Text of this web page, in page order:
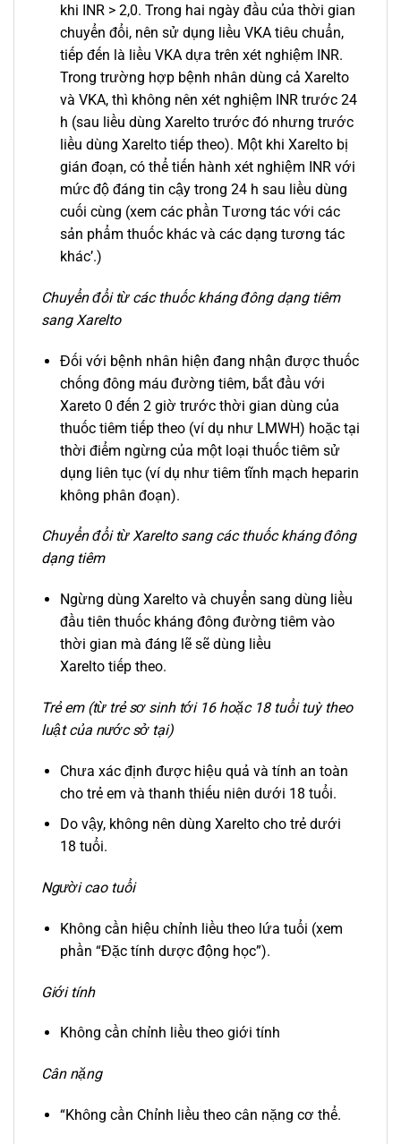
khi INR > 2,0. Trong hai ngày đầu của thời gian
chuyển đổi, nên sử dụng liều VKA tiêu chuẩn,
tiếp đến là liều VKA dựa trên xét nghiệm INR.
Trong trường hợp bệnh nhân dùng cả Xarelto
và VKA, thì không nên xét nghiệm INR trước 24
h (sau liều dùng Xarelto trước đó nhưng trước
liều dùng Xarelto tiếp theo). Một khi Xarelto bị
gián đoạn, có thể tiến hành xét nghiệm INR với
mức độ đáng tin cậy trong 24 h sau liều dùng
cuối cùng (xem các phần Tương tác với các
sản phẩm thuốc khác và các dạng tương tác
khác’.)
Chuyển đổi từ các thuốc kháng đông dạng tiêm
sang Xarelto
Đối với bệnh nhân hiện đang nhận được thuốc
chống đông máu đường tiêm, bắt đầu với
Xareto 0 đến 2 giờ trước thời gian dùng của
thuốc tiêm tiếp theo (ví dụ như LMWH) hoặc tại
thời điểm ngừng của một loại thuốc tiêm sử
dụng liên tục (ví dụ như tiêm tĩnh mạch heparin
không phân đoạn).
Chuyển đổi từ Xarelto sang các thuốc kháng đông
dạng tiêm
Ngừng dùng Xarelto và chuyển sang dùng liều
đầu tiên thuốc kháng đông đường tiêm vào
thời gian mà đáng lẽ sẽ dùng liều
Xarelto tiếp theo.
Trẻ em (từ trẻ sơ sinh tới 16 hoặc 18 tuổi tuỳ theo
luật của nước sở tại)
Chưa xác định được hiệu quả và tính an toàn
cho trẻ em và thanh thiếu niên dưới 18 tuổi.
Do vậy, không nên dùng Xarelto cho trẻ dưới
18 tuổi.
Người cao tuổi
Không cần hiệu chỉnh liều theo lứa tuổi (xem
phần “Đặc tính dược động học”).
Giới tính
Không cần chỉnh liều theo giới tính
Cân nặng
“Không cần Chỉnh liều theo cân nặng cơ thể.